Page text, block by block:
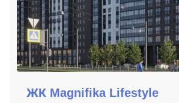
ЖК Magnifika Lifestyle